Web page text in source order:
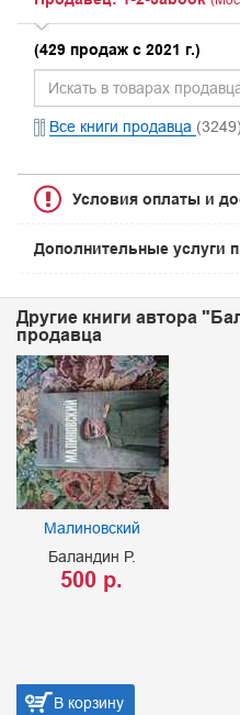
(429 продаж с 2021 г.)
Все книги продавца (3249)
Условия оплаты и
Дополнительные услуги
Другие книги автора
продавца
Малиновский
Баландин Р.
500 р.
В корзину